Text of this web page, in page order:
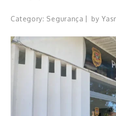
Category: Segurança by